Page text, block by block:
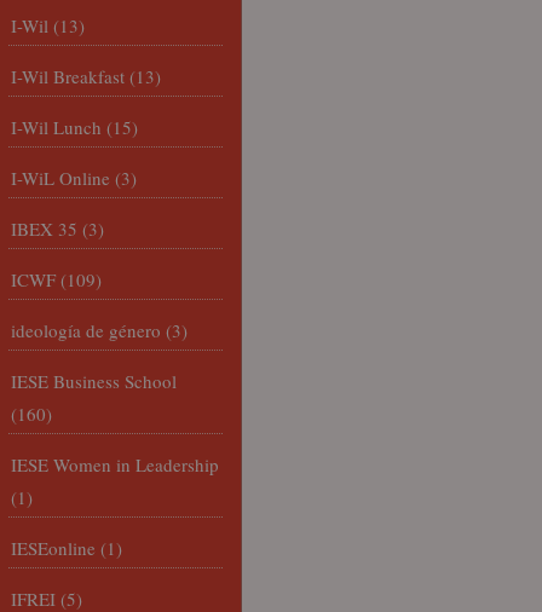
I-Wil (13)
I-Wil Breakfast (13)
I-Wil Lunch (15)
I-WiL Online (3)
IBEX 35 (3)
ICWF (109)
ideología de género (3)
IESE Business School
(160)
IESE Women in Leadership
(1)
IESEonline (1)
IFREI (5)